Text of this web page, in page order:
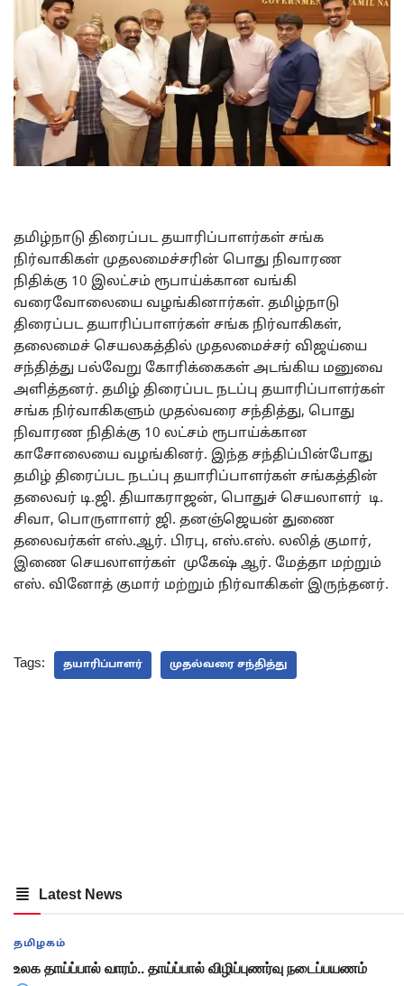
தமிழ்நாடு திரைப்பட தயாரிப்பாளர்கள் சங்க
நிர்வாகிகள் முதலமைச்சரின் பொது நிவாரண
நிதிக்கு 10 இலட்சம் ரூபாய்க்கான வங்கி
வரைவோலையை வழங்கினார்கள். தமிழ்நாடு
திரைப்பட தயாரிப்பாளர்கள் சங்க நிர்வாகிகள்,
தலைமைச் செயலகத்தில் முதலமைச்சர் விஜய்யை
சந்தித்து பல்வேறு கோரிக்கைகள் அடங்கிய மனுவை
அளித்தனர். தமிழ் திரைப்பட நடப்பு தயாரிப்பாளர்கள்
சங்க நிர்வாகிகளும் முதல்வரை சந்தித்து, பொது
நிவாரண நிதிக்கு 10 லட்சம் ரூபாய்க்கான
காசோலையை வழங்கினர். இந்த சந்திப்பின்போது
தமிழ் திரைப்பட நடப்பு தயாரிப்பாளர்கள் சங்கத்தின்
தலைவர் டி.ஜி. தியாகராஜன், பொதுச் செயலாளர் டி.
சிவா, பொருளாளர் ஜி. தனஞ்ஜெயன் துணை
தலைவர்கள் எஸ்.ஆர். பிரபு, எஸ்.எஸ். லலித் குமார்,
இணை செயலாளர்கள் முகேஷ் ஆர். மேத்தா மற்றும்
எஸ். வினோத் குமார் மற்றும் நிர்வாகிகள் இருந்தனர்.
Tags: தயாரிப்பாளர் முதல்வரை சந்தித்து
Latest News
தமிழகம்
உலக தாய்ப்பால் வாரம்.. தாய்ப்பால் விழிப்புணர்வு நடைப்பயணம்